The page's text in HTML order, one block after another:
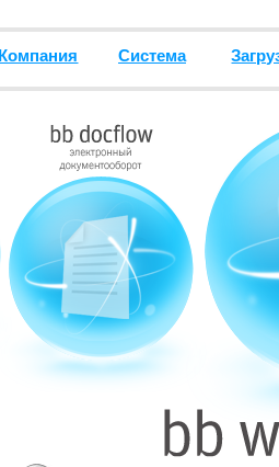
Компания Система